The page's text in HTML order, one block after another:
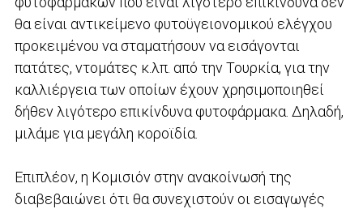
θα είναι αντικείμενο φυτοϋγειονομικού ελέγχου
προκειμένου να σταματήσουν να εισάγονται
πατάτες, ντομάτες κ.λπ. από την Τουρκία, για την
καλλιέργεια των οποίων έχουν χρησιμοποιηθεί
δήθεν λιγότερο επικίνδυνα φυτοφάρμακα. Δηλαδή,
μιλάμε για μεγάλη κοροϊδία.
Επιπλέον, η Κομισιόν στην ανακοίνωσή της
διαβεβαιώνει ότι θα συνεχιστούν οι εισαγωγές